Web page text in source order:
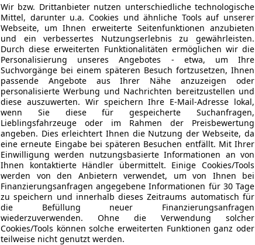
Wir bzw. Drittanbieter nutzen unterschiedliche technologische
Mittel, darunter u.a. Cookies und ähnliche Tools auf unserer
Webseite, um Ihnen erweiterte Seitenfunktionen anzubieten
und ein verbessertes Nutzungserlebnis zu gewährleisten.
Durch diese erweiterten Funktionalitäten ermöglichen wir die
Personalisierung unseres Angebotes - etwa, um Ihre
Suchvorgänge bei einem späteren Besuch fortzusetzen, Ihnen
passende Angebote aus Ihrer Nähe anzuzeigen oder
personalisierte Werbung und Nachrichten bereitzustellen und
diese auszuwerten. Wir speichern Ihre E-Mail-Adresse lokal,
wenn Sie diese für gespeicherte Suchanfragen,
Lieblingsfahrzeuge oder im Rahmen der Preisbewertung
angeben. Dies erleichtert Ihnen die Nutzung der Webseite, da
eine erneute Eingabe bei späteren Besuchen entfällt. Mit Ihrer
Einwilligung werden nutzungsbasierte Informationen an von
Ihnen kontaktierte Händler übermittelt. Einige Cookies/Tools
werden von den Anbietern verwendet, um von Ihnen bei
Finanzierungsanfragen angegebene Informationen für 30 Tage
zu speichern und innerhalb dieses Zeitraums automatisch für
die Befüllung neuer Finanzierungsanfragen
wiederzuverwenden. Ohne die Verwendung solcher
Cookies/Tools können solche erweiterten Funktionen ganz oder
teilweise nicht genutzt werden.